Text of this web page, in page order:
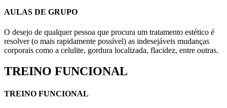
AULAS DE GRUPO
O desejo de qualquer pessoa que procura um tratamento estético é
resolver (o mais rapidamente possível) as indesejáveis mudanças
corporais como a celulite, gordura localizada, flacidez, entre outras.
TREINO FUNCIONAL
TREINO FUNCIONAL